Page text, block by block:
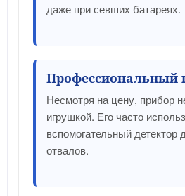
даже при севших батареях.
Профессиональный
Несмотря на цену, прибор
игрушкой. Его часто
вспомогательный детектор
отвалов.